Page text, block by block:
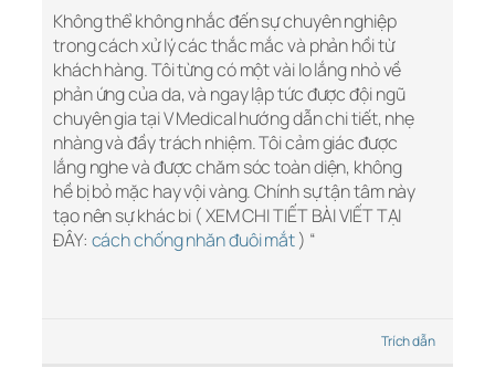
Không thể không nhắc đến sự chuyên nghiệp
trong cách xử lý các thắc mắc và phản hồi từ
khách hàng. Tôi từng có một vài lo lắng nhỏ về
phản ứng của da, và ngay lập tức được đội ngũ
chuyên gia tại V Medical hướng dẫn chi tiết, nhẹ
nhàng và đầy trách nhiệm. Tôi cảm giác được
lắng nghe và được chăm sóc toàn diện, không
hề bị bỏ mặc hay vội vàng. Chính sự tận tâm này
tạo nên sự khác bi ( XEM CHI TIẾT BÀI VIẾT TẠI
ĐÂY: cách chống nhăn đuôi mắt) “
Trích dẫn